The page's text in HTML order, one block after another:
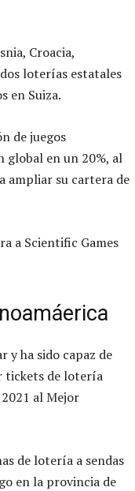
Croacia,
loterías estatales
en Suiza.
de juegos
global en un 20%, al
ampliar su cartera de
a Scientific Games
y ha sido capaz de
tickets de lotería
al Mejor
de lotería a sendas
en la provincia de